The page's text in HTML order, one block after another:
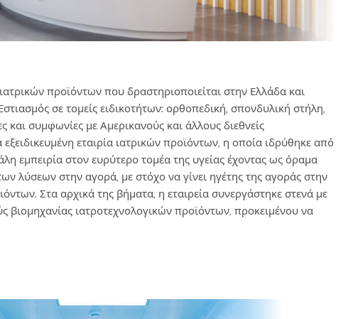
προϊόντων που δραστηριοποιείται στην Ελλάδα και
σε τομείς ειδικοτήτων: ορθοπεδική, σπονδυλική στήλη,
και συμφωνίες με Αμερικανούς και άλλους διεθνείς
εξειδικευμένη εταιρία ιατρικών προϊόντων, η οποία ιδρύθηκε από
εμπειρία στον ευρύτερο τομέα της υγείας έχοντας ως όραμα
λύσεων στην αγορά, με στόχο να γίνει ηγέτης της αγοράς στην
Στα αρχικά της βήματα, η εταιρεία συνεργάστηκε στενά με
βιομηχανίας ιατροτεχνολογικών προϊόντων, προκειμένου να